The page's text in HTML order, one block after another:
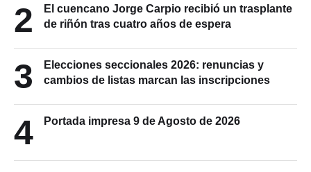
2
El cuencano Jorge Carpio recibió un trasplante
de riñón tras cuatro años de espera
3
Elecciones seccionales 2026: renuncias y
cambios de listas marcan las inscripciones
4 Portada impresa 9 de Agosto de 2026